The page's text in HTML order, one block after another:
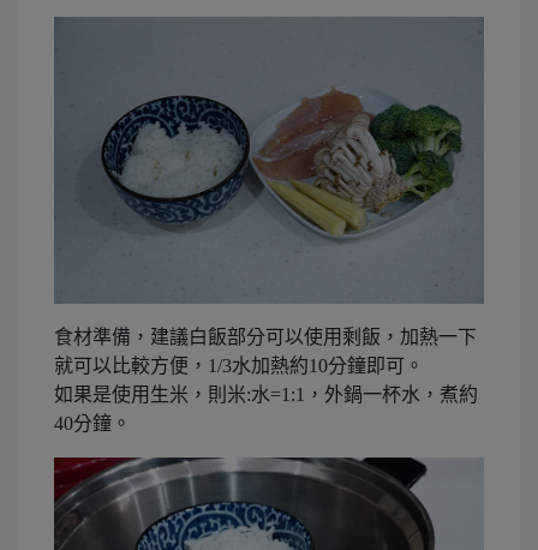
食材準備，建議白飯部分可以使用剩飯，加熱一下
就可以比較方便，1/3水加熱約10分鐘即可。
如果是使用生米，則米:水=1:1，外鍋一杯水，煮約
40分鐘。